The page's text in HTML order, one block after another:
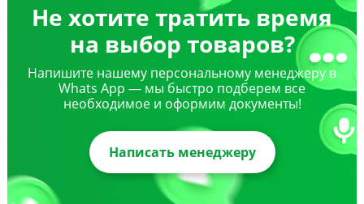
Не хотите тратить время
на выбор товаров?
Напишите нашему персональному менеджеру в
Whats App — мы быстро подберем все
необходимое и оформим документы!
Написать менеджеру